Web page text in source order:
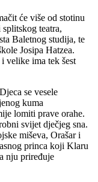
će više od stotinu
teatra,
Baletnog studija, te
Josipa Hatzea.
velike ima tek šest
se vesele
kuma
lomiti prave orahe.
svijet dječjeg sna.
miševa, Orašar i
princa koji Klaru
nju priređuje